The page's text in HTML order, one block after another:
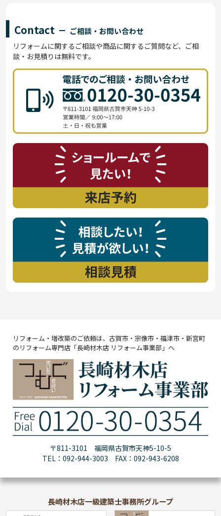
Contact ご相談・お問い合わせ
リフォームに関するご相談や商品に関するご質問など、ご相
談・お見積りは無料です。
リフォーム・増改築のご依頼は、古賀市・宗像市・福津市・新宮町
のリフォーム専門店「長崎材木店 リフォーム事業部」へ
〒811-3101 福岡県古賀市天神5-10-5
TEL：092-944-3003 FAX：092-943-6208
長崎材木店一級建築士事務所グループ